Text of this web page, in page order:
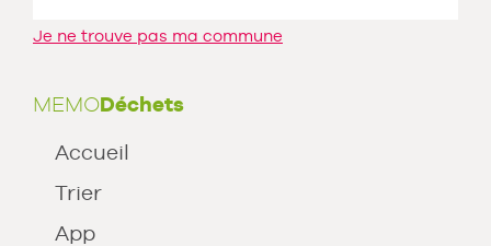
Je ne trouve pas ma commune
MEMODéchets
Accueil
Trier
App